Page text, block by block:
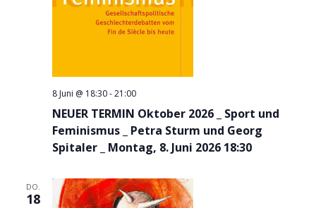
NEUER TERMIN Oktober 2026 _ Sport und
Feminismus _ Petra Sturm und Georg
Spitaler _ Montag, 8. Juni 2026 18:30
8 Juni @ 18:30-21:00
DO.
18